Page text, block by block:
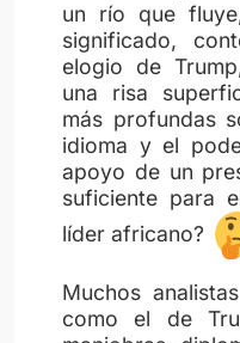
un río que
significado,
elogio de
una risa
más profundas
idioma y el
apoyo de un
suficiente para
líder africano?
Muchos
como el de